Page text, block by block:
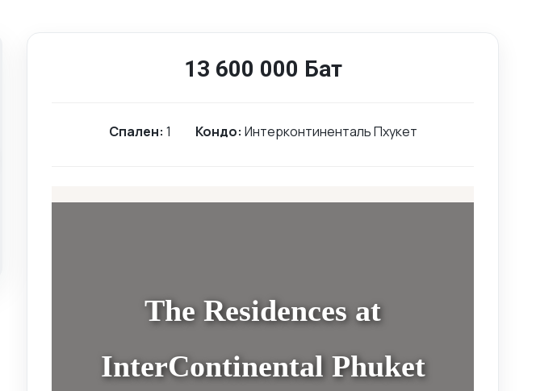
13 600 000 Бат
Спален: 1 Кондо: Интерконтиненталь Пхукет
The Residences at
InterContinental Phuket